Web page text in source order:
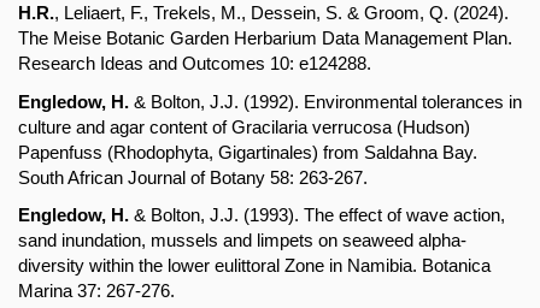
H.R., Leliaert, F., Trekels, M., Dessein, S. & Groom, Q. (2024).
The Meise Botanic Garden Herbarium Data Management Plan.
Research Ideas and Outcomes 10: e124288.
Engledow, H. & Bolton, J.J. (1992). Environmental tolerances in
culture and agar content of Gracilaria verrucosa (Hudson)
Papenfuss (Rhodophyta, Gigartinales) from Saldahna Bay.
South African Journal of Botany 58: 263-267.
Engledow, H. & Bolton, J.J. (1993). The effect of wave action,
sand inundation, mussels and limpets on seaweed alpha-
diversity within the lower eulittoral Zone in Namibia. Botanica
Marina 37: 267-276.